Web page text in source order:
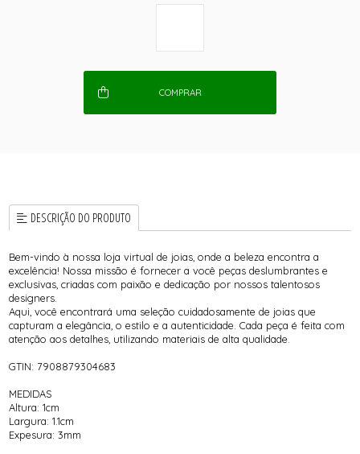
COMPRAR
DESCRIÇÃO DO PRODUTO
Bem-vindo à nossa loja virtual de joias, onde a beleza encontra a
excelência! Nossa missão é fornecer a você peças deslumbrantes e
exclusivas, criadas com paixão e dedicação por nossos talentosos
designers.
Aqui, você encontrará uma seleção cuidadosamente de joias que
capturam a elegância, o estilo e a autenticidade. Cada peça é feita com
atenção aos detalhes, utilizando materiais de alta qualidade.
GTIN: 7908879304683
MEDIDAS
Altura: 1cm
Largura: 1.1cm
Expesura: 3mm